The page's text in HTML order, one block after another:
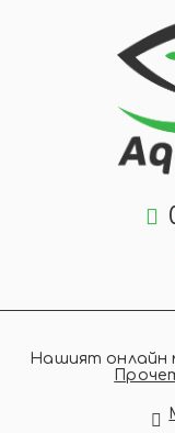
Нашият онлайн